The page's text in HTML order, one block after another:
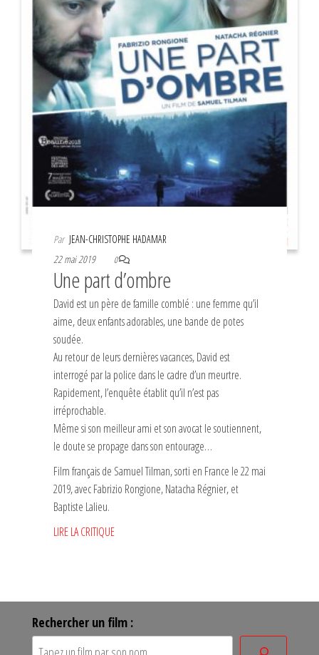
Par JEAN-CHRISTOPHE HADAMAR
22 mai 2019
0
Une part d’ombre
David est un père de famille comblé : une femme qu’il
aime, deux enfants adorables, une bande de potes
soudée.
Au retour de leurs dernières vacances, David est
interrogé par la police dans le cadre d’un meurtre.
Rapidement, l’enquête établit qu’il n’est pas
irréprochable.
Même si son meilleur ami et son avocat le soutiennent,
le doute se propage dans son entourage…
Film français de Samuel Tilman, sorti en France le 22 mai
2019, avec Fabrizio Rongione, Natacha Régnier, et
Baptiste Lalieu.
LIRE LA CRITIQUE
Rechercher un film :